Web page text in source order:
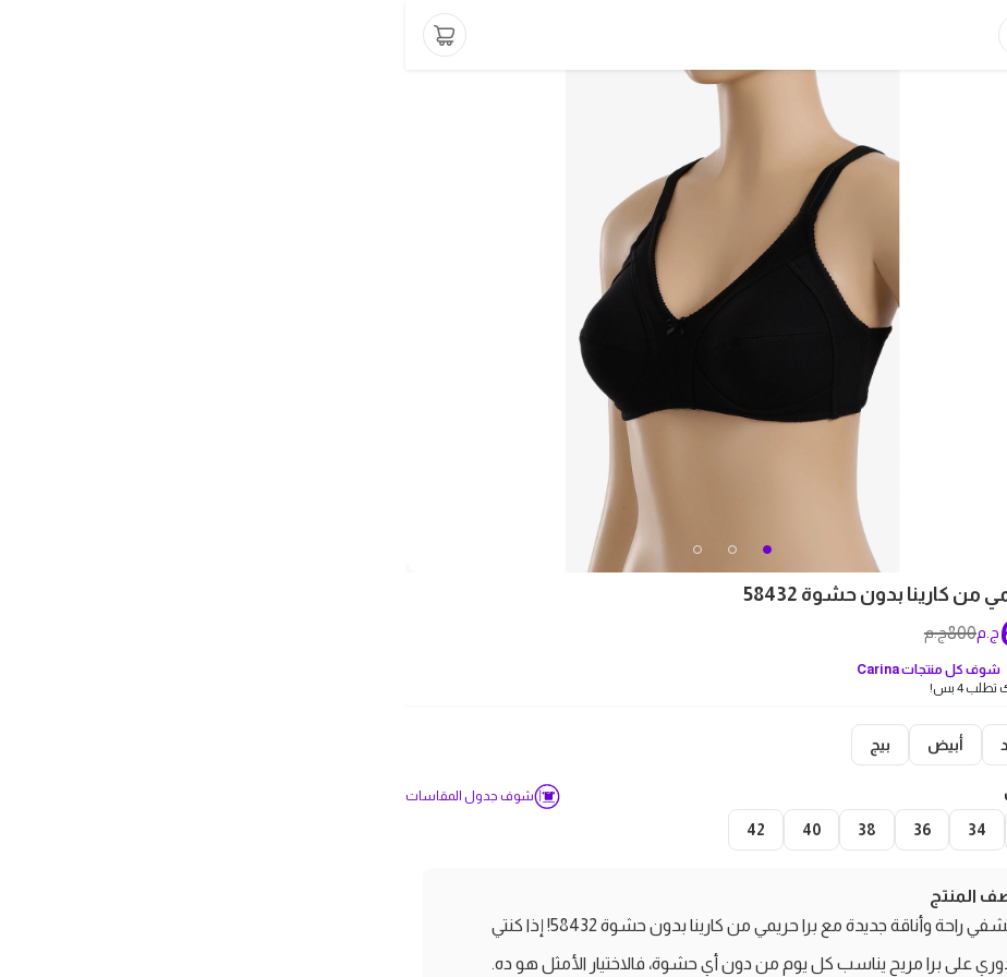
من كارينا بدون حشوة 58432
800ج.م ج.م
شوف كل منتجاتCarina
4 بس!
أبيض بيج
شوف جدول المقاسات
34
36
38
40
42
المنتج
اكتشفي راحة وأناقة جديدة مع برا حريمي من كارينا بدون حشوة 58432! إذا كنتي
على برا مريح يناسب كل يوم من دون أي حشوة، فالاختيار الأمثل هو ده.